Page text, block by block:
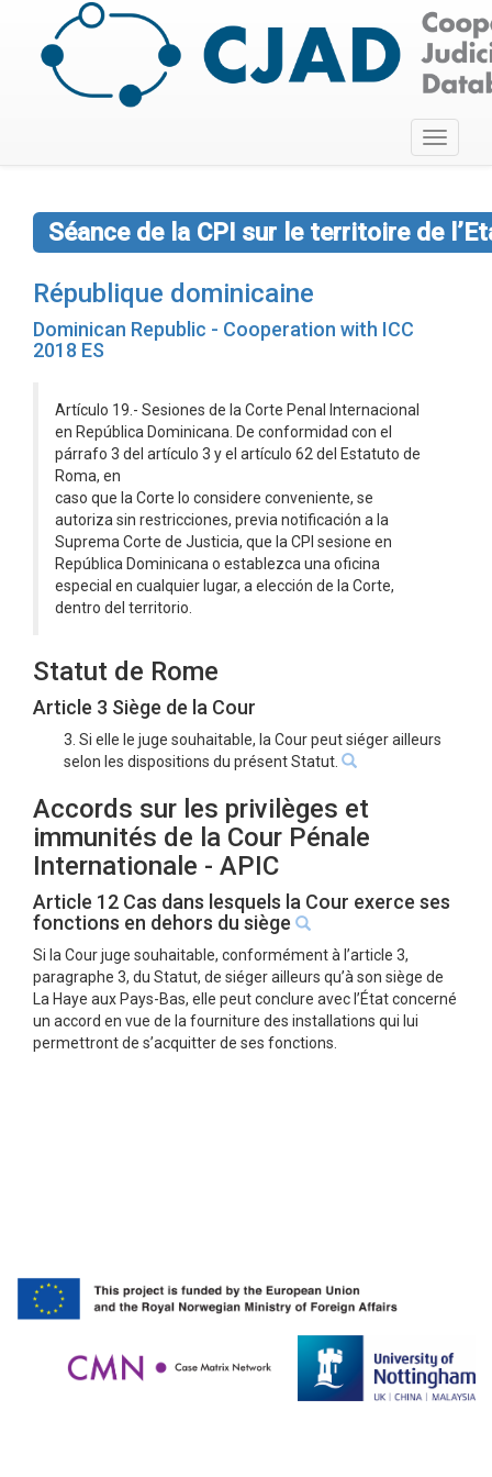
Toggle
Séance de la CPI sur le territoire de
République dominicaine
Dominican Republic - Cooperation with ICC
2018 ES
Artículo 19.- Sesiones de la Corte Penal Internacional
en República Dominicana. De conformidad con el
párrafo 3 del artículo 3 y el artículo 62 del Estatuto de
Roma, en
caso que la Corte lo considere conveniente, se
autoriza sin restricciones, previa notificación a la
Suprema Corte de Justicia, que la CPI sesione en
República Dominicana o establezca una oficina
especial en cualquier lugar, a elección de la Corte,
dentro del territorio.
Statut de Rome
Article 3 Siège de la Cour
3. Si elle le juge souhaitable, la Cour peut siéger ailleurs
selon les dispositions du présent Statut.
Accords sur les privilèges et
immunités de la Cour Pénale
Internationale - APIC
Article 12 Cas dans lesquels la Cour exerce ses
fonctions en dehors du siège
Si la Cour juge souhaitable, conformément à l’article 3,
paragraphe 3, du Statut, de siéger ailleurs qu’à son siège de
La Haye aux Pays-Bas, elle peut conclure avec l’État concerné
un accord en vue de la fourniture des installations qui lui
permettront de s’acquitter de ses fonctions.